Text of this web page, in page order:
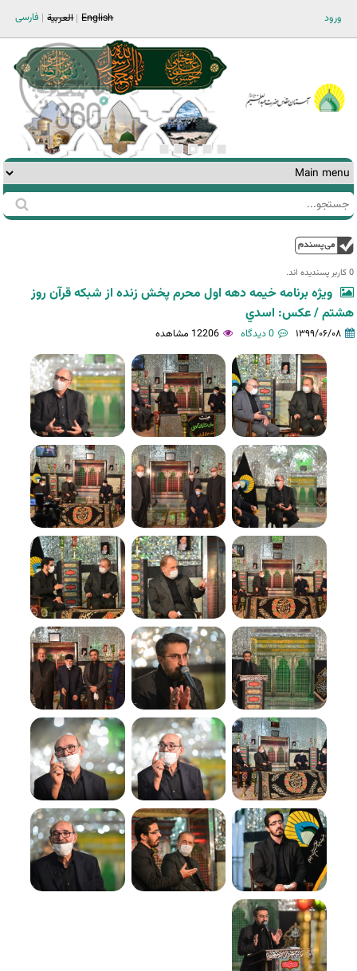
ورود فارسی العربية English
فرم
جستجو
جستجو
0 کاربر پسندیده اند.‎
ويژه برنامه خيمه دهه اول محرم پخش زنده از شبکه قرآن روز
هشتم / عکس: اسدي
۱۳۹۹/۰۶/۰۸ 0 دیدگاه 12206 مشاهده